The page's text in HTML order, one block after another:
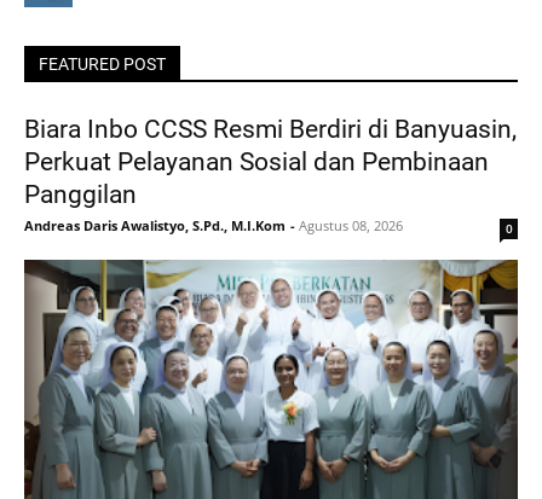
FEATURED POST
Biara Inbo CCSS Resmi Berdiri di Banyuasin,
Perkuat Pelayanan Sosial dan Pembinaan
Panggilan
Andreas Daris Awalistyo, S.Pd., M.I.Kom - Agustus 08, 2026 0